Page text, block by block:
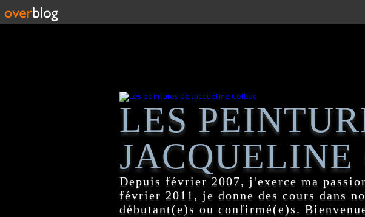
LES
JACQUELINE
Depuis février 2007, j'exerce ma
février 2011, je donne des cours dans
débutant(e)s ou confirmé(e)s.